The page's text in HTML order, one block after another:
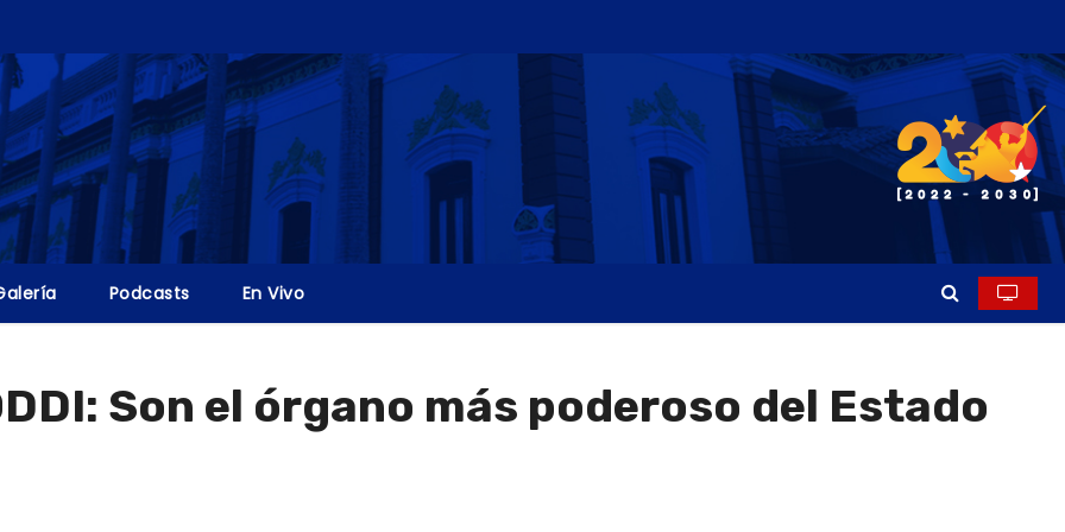
Podcasts En Vivo
Son el órgano más poderoso del Estado